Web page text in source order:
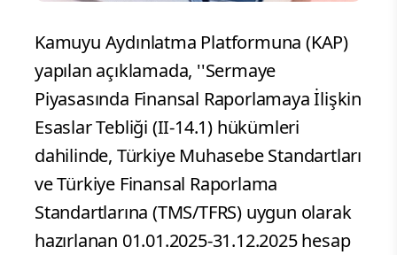
Kamuyu Aydınlatma Platformuna (KAP)
yapılan açıklamada, ''Sermaye
Piyasasında Finansal Raporlamaya İlişkin
Esaslar Tebliği (II-14.1) hükümleri
dahilinde, Türkiye Muhasebe Standartları
ve Türkiye Finansal Raporlama
Standartlarına (TMS/TFRS) uygun olarak
hazırlanan 01.01.2025-31.12.2025 hesap